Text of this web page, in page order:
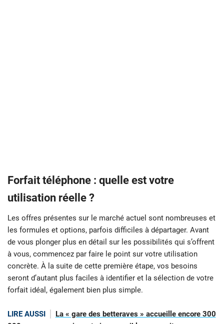
Forfait téléphone : quelle est votre
utilisation réelle ?
Les offres présentes sur le marché actuel sont nombreuses et
les formules et options, parfois difficiles à départager. Avant
de vous plonger plus en détail sur les possibilités qui s’offrent
à vous, commencez par faire le point sur votre utilisation
concrète. À la suite de cette première étape, vos besoins
seront d’autant plus faciles à identifier et la sélection de votre
forfait idéal, également bien plus simple.
LIRE AUSSI
La « gare des betteraves » accueille encore 300